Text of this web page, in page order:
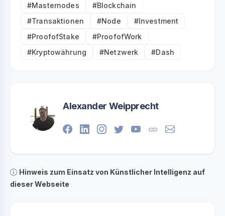
#Masternodes
#Blockchain
#Transaktionen
#Node
#Investment
#ProofofStake
#ProofofWork
#Kryptowährung
#Netzwerk #Dash
Alexander Weipprecht
Hinweis zum Einsatz von Künstlicher Intelligenz auf
dieser Webseite